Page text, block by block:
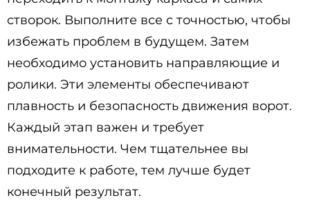
створок. Выполните все с точностью, чтобы
избежать проблем в будущем. Затем
необходимо установить направляющие и
ролики. Эти элементы обеспечивают
плавность и безопасность движения ворот.
Каждый этап важен и требует
внимательности. Чем тщательнее вы
подходите к работе, тем лучше будет
конечный результат.